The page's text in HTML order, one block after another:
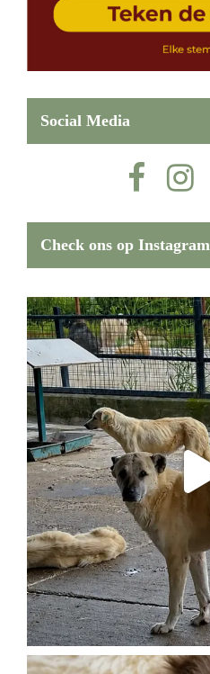
Social Media
Check ons op Instagram